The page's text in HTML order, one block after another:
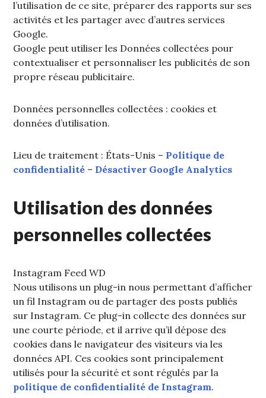
l’utilisation de ce site, préparer des rapports sur ses
activités et les partager avec d’autres services
Google.
Google peut utiliser les Données collectées pour
contextualiser et personnaliser les publicités de son
propre réseau publicitaire.
Données personnelles collectées : cookies et
données d’utilisation.
Lieu de traitement : États-Unis – Politique de
confidentialité – Désactiver Google Analytics
Utilisation des données
personnelles collectées
Instagram Feed WD
Nous utilisons un plug-in nous permettant d’afficher
un fil Instagram ou de partager des posts publiés
sur Instagram. Ce plug-in collecte des données sur
une courte période, et il arrive qu’il dépose des
cookies dans le navigateur des visiteurs via les
données API. Ces cookies sont principalement
utilisés pour la sécurité et sont régulés par la
politique de confidentialité de Instagram.